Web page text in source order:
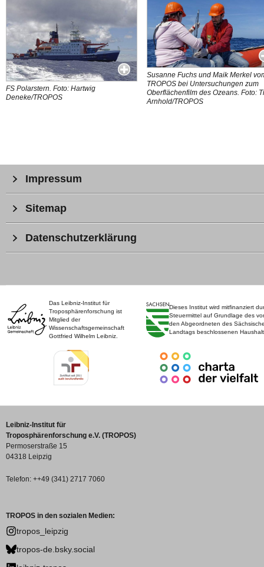
FS Polarstern. Foto: Hartwig
Deneke/TROPOS
Susanne Fuchs und Maik Merkel
TROPOS bei Untersuchungen zum
Oberflächenfilm des Ozeans. Foto:
Arnhold/TROPOS
Das Leibniz-Institut für
Troposphärenforschung ist
Mitglied der
Wissenschaftsgemeinschaft
Gottfried Wilhelm Leibniz.
Dieses Institut wird mitfinanziert
Steuermittel auf Grundlage des
den Abgeordneten des
Landtags beschlossenen
Impressum
Sitemap
Datenschutzerklärung
Leibniz-Institut für
Troposphärenforschung e.V. (TROPOS)
Permoserstraße 15
04318 Leipzig
Telefon: ++49 (341) 2717 7060
TROPOS in den sozialen Medien:
tropos_leipzig
tropos-de.bsky.social